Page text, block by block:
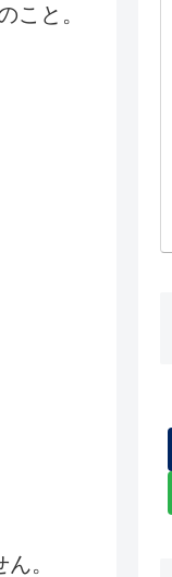
こと。
。